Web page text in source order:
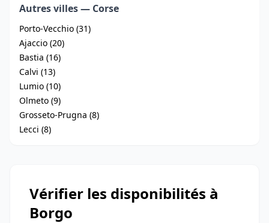
Autres villes — Corse
Porto-Vecchio (31)
Ajaccio (20)
Bastia (16)
Calvi (13)
Lumio (10)
Olmeto (9)
Grosseto-Prugna (8)
Lecci (8)
Vérifier les disponibilités à
Borgo